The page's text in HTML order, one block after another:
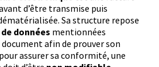
d’être transmise puis
Sa structure repose
données mentionnées
afin de prouver son
assurer sa conformité, une